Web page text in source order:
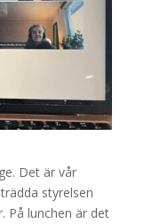
Det är vår
styrelsen
På lunchen är det